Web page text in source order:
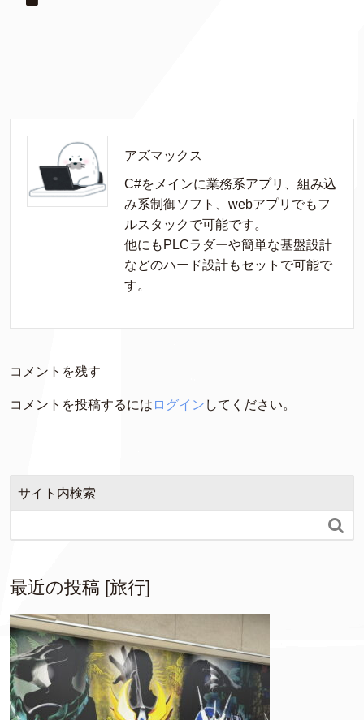
アズマックス
C#をメインに業務系アプリ、組み込
み系制御ソフト、webアプリでもフ
ルスタックで可能です。
他にもPLCラダーや簡単な基盤設計
などのハード設計もセットで可能で
す。
コメントを残す
コメントを投稿するには ログイン してください。
サイト内検索

最近の投稿 [旅行]